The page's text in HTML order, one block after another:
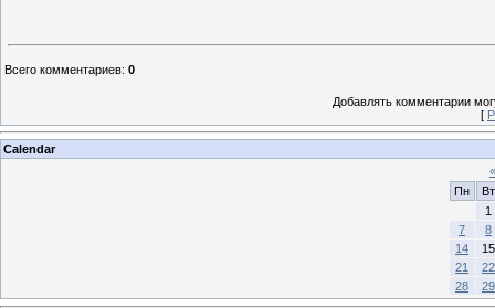
Всего комментариев: 0
Добавлять комментарии
[
Calendar
«
Пн
Вт
1
7
8
14
15
21
22
28
29